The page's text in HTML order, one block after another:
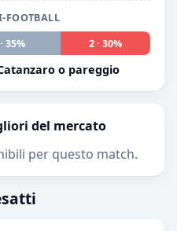
FOOTBALL
35% 2 · 30%
o pareggio
del mercato
per questo match.